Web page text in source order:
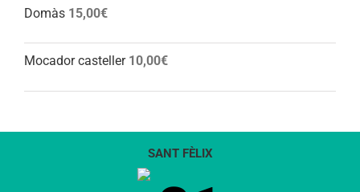
Domàs 15,00€
Mocador casteller 10,00€
SANT FÈLIX